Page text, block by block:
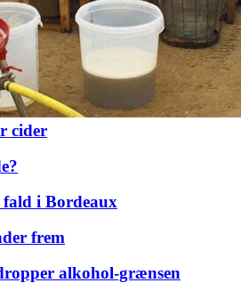
cider
i Bordeaux
frem
alkohol-grænsen